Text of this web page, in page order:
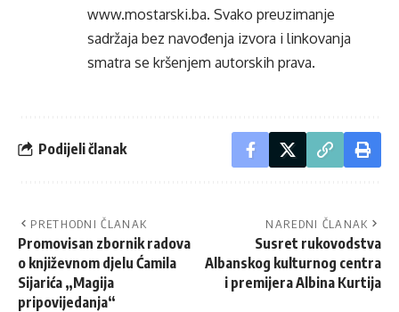
www.mostarski.ba. Svako preuzimanje
sadržaja bez navođenja izvora i linkovanja
smatra se kršenjem autorskih prava.
Podijeli članak
PRETHODNI ČLANAK
Promovisan zbornik radova
o književnom djelu Ćamila
Sijarića „Magija
pripovijedanja“
NAREDNI ČLANAK
Susret rukovodstva
Albanskog kulturnog centra
i premijera Albina Kurtija